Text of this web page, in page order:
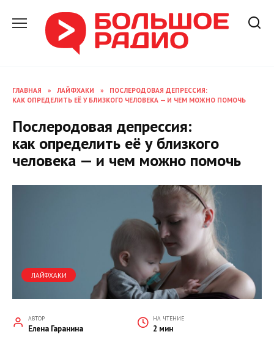
содержанию
ГЛАВНАЯ » ЛАЙФХАКИ »
ПОСЛЕРОДОВАЯ ДЕПРЕССИЯ:
КАК ОПРЕДЕЛИТЬ ЕЁ У БЛИЗКОГО ЧЕЛОВЕКА — И ЧЕМ МОЖНО ПОМОЧЬ
Послеродовая депрессия:
как определить её у близкого
человека — и чем можно помочь
ЛАЙФХАКИ
АВТОР
Елена Гаранина
НА ЧТЕНИЕ
2 мин